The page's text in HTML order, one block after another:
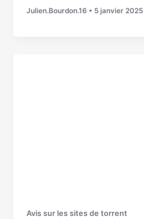
Julien.Bourdon.16 • 5 janvier 2025
Avis sur les sites de torrent